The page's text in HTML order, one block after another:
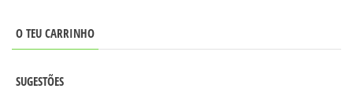
O TEU CARRINHO
SUGESTÕES